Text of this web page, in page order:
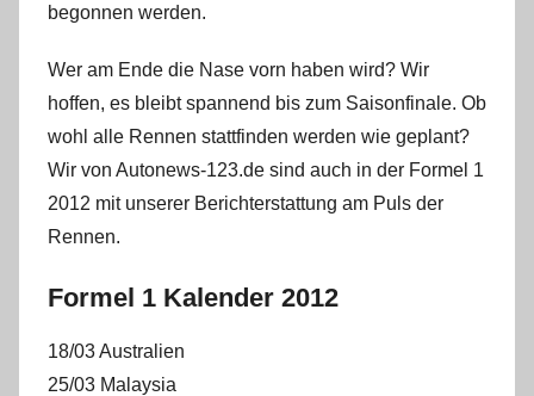
begonnen werden.
Wer am Ende die Nase vorn haben wird? Wir
hoffen, es bleibt spannend bis zum Saisonfinale. Ob
wohl alle Rennen stattfinden werden wie geplant?
Wir von Autonews-123.de sind auch in der Formel 1
2012 mit unserer Berichterstattung am Puls der
Rennen.
Formel 1 Kalender 2012
18/03 Australien
25/03 Malaysia